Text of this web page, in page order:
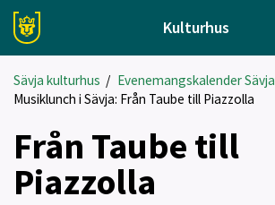
Kulturhus
Sävja kulturhus / Evenemangskalender Sävja
Musiklunch i Sävja: Från Taube till Piazzolla
Från Taube till
Piazzolla